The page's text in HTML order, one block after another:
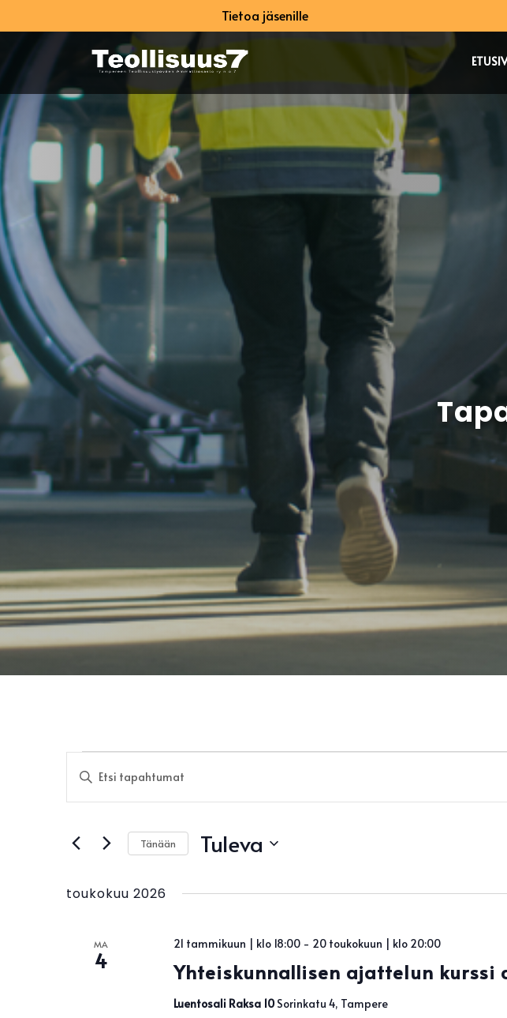
Tietoa jäsenille
Tapahtumat
Tapahtumat
Etsi
aja
navigointi
Syötä
hakusana.
TapahtumatTänään Tuleva
päivä.
toukokuu 2026
MA
4 Yhteiskunnallisen ajattelun kurssi
21 tammikuun | klo 18:00- 20 toukokuun | klo 20:00
Luentosali Raksa 10Sorinkatu 4, Tampere